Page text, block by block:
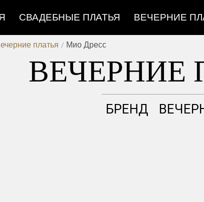
СВАДЕБНЫЕ ПЛАТЬЯ ВЕЧЕРНИЕ
платья / Мио Дресс
ВЕЧЕРНИЕ
БРЕНД